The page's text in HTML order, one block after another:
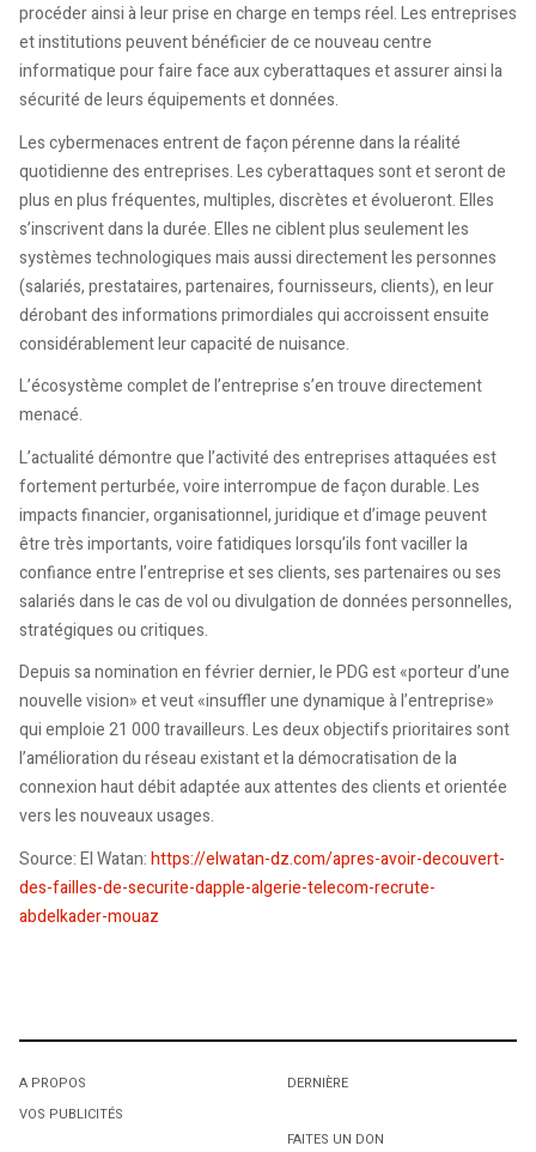
procéder ainsi à leur prise en charge en temps réel. Les entreprises
et institutions peuvent bénéficier de ce nouveau centre
informatique pour faire face aux cyberattaques et assurer ainsi la
sécurité de leurs équipements et données.
Les cybermenaces entrent de façon pérenne dans la réalité
quotidienne des entreprises. Les cyberattaques sont et seront de
plus en plus fréquentes, multiples, discrètes et évolueront. Elles
s’inscrivent dans la durée. Elles ne ciblent plus seulement les
systèmes technologiques mais aussi directement les personnes
(salariés, prestataires, partenaires, fournisseurs, clients), en leur
dérobant des informations primordiales qui accroissent ensuite
considérablement leur capacité de nuisance.
L’écosystème complet de l’entreprise s’en trouve directement
menacé.
L’actualité démontre que l’activité des entreprises attaquées est
fortement perturbée, voire interrompue de façon durable. Les
impacts financier, organisationnel, juridique et d’image peuvent
être très importants, voire fatidiques lorsqu’ils font vaciller la
confiance entre l’entreprise et ses clients, ses partenaires ou ses
salariés dans le cas de vol ou divulgation de données personnelles,
stratégiques ou critiques.
Depuis sa nomination en février dernier, le PDG est «porteur d’une
nouvelle vision» et veut «insuffler une dynamique à l’entreprise»
qui emploie 21 000 travailleurs. Les deux objectifs prioritaires sont
l’amélioration du réseau existant et la démocratisation de la
connexion haut débit adaptée aux attentes des clients et orientée
vers les nouveaux usages.
Source: El Watan:https://elwatan-dz.com/apres-avoir-decouvert-
des-failles-de-securite-dapple-algerie-telecom-recrute-
abdelkader-mouaz
A PROPOS
VOS PUBLICITÉS
DERNIÈRE
FAITES UN DON